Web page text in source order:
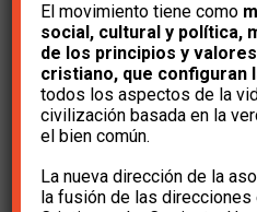
Apreciado amigo/
Cristians:
En mianterior cartate
Asamblea Ordinaria de
El movimiento tiene como
social, cultural y política,
de los principios y
cristiano, que configuran
todos los aspectos de la
civilización basada en la
el bien común.
La nueva dirección de la
la fusión de las